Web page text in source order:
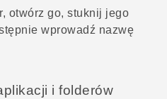
otwórz go, stuknij jego
wprowadź nazwę
i folderów